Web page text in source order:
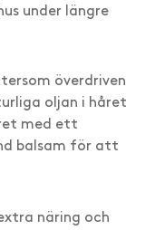
under längre
överdriven
oljan i håret
med ett
balsam för att
näring och